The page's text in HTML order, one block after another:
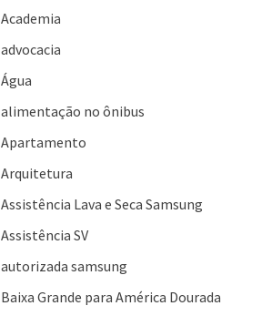
Academia
advocacia
Água
alimentação no ônibus
Apartamento
Arquitetura
Assistência Lava e Seca Samsung
Assistência SV
autorizada samsung
Baixa Grande para América Dourada